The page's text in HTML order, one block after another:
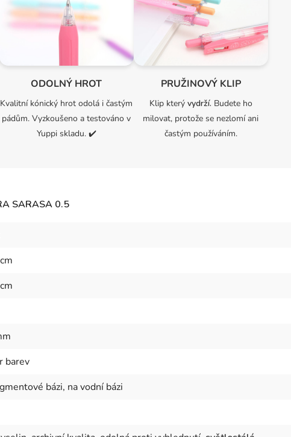
ODOLNÝ HROT
Kvalitní kónický hrot odolá i častým
pádům. Vyzkoušeno a testováno v
Yuppi skladu. ✔️
PRUŽINOVÝ KLIP
Klip který vydrží. Budete ho
milovat, protože se nezlomí ani
častým používáním.
SARASA 0.5
barev
bázi, na vodní bázi